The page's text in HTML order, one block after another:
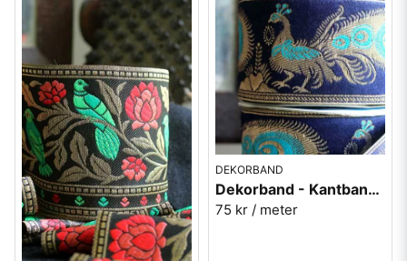
DEKORBAND
Dekorband - Kantband i textil Nr 92
75 kr / meter